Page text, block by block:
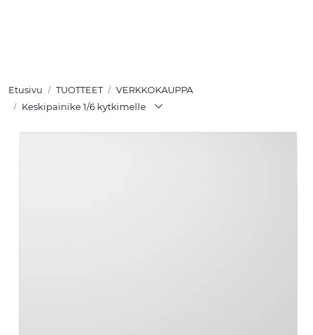
Etusivu TUOTTEET
VERKKOKAUPPA
Keskipainike 1/6 kytkimelle
RATKAISUT
MEISTÄ